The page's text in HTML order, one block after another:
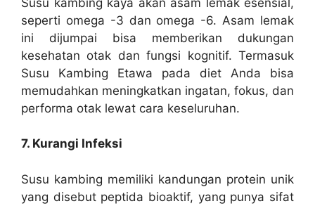
seperti omega -3 dan omega -6. Asam lemak
ini dijumpai bisa memberikan dukungan
kesehatan otak dan fungsi kognitif. Termasuk
Susu Kambing Etawa pada diet Anda bisa
memudahkan meningkatkan ingatan, fokus, dan
performa otak lewat cara keseluruhan.
7. Kurangi Infeksi
Susu kambing memiliki kandungan protein unik
yang disebut peptida bioaktif, yang punya sifat